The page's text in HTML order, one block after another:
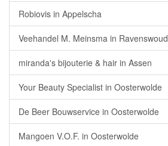
Robiovis in Appelscha
Veehandel M. Meinsma in Ravenswoud
miranda's bijouterie & hair in Assen
Your Beauty Specialist in Oosterwolde
De Beer Bouwservice in Oosterwolde
Mangoen V.O.F. in Oosterwolde